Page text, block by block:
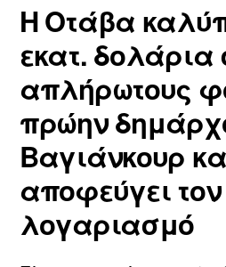
Η Οτάβα
εκατ. δολάρια
απλήρωτους
πρώην
Βαγιάνκουρ
αποφεύγει τον
λογαριασμό